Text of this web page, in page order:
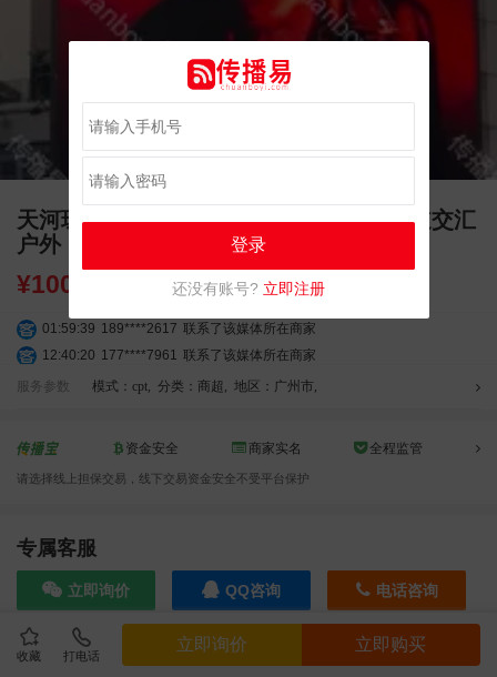
收藏 打电话
立即询价 立即购买
天河珠江新城 CBD 核心｜华夏路花城大道交汇
户外 LED 广告大屏
¥10000.00
01:59:39 189****2617 联系了该媒体所在商家
12:40:20 177****7961 联系了该媒体所在商家
04:12:36 181****8167
联系了该媒体所在商家
10:08:47
155****5272
联系了该媒体所在商家
04:09:07
11:44:28 130****3379 联系了该媒体所在商家
08:36:41 191****0991
联系了该媒体所在商家
186****8762 联系了该媒体所在商家
06:11:20
联系了该媒体所在商家
服务参数 模式：cpt, 分类：商超 , 地区：广州市,
资金安全 商家实名 全程监管
请选择线上担保交易，线下交易资金安全不受平台保护
专属客服
立即询价 QQ咨询 电话咨询
效果截图
登录
还没有账号? 立即注册